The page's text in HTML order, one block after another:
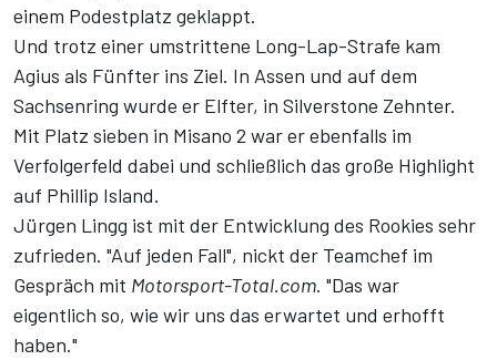
einem Podestplatz geklappt.
Und trotz einer umstrittene Long-Lap-Strafe kam
Agius als Fünfter ins Ziel. In Assen und auf dem
Sachsenring wurde er Elfter, in Silverstone Zehnter.
Mit Platz sieben in Misano 2 war er ebenfalls im
Verfolgerfeld dabei und schließlich das große Highlight
auf Phillip Island.
Jürgen Lingg ist mit der Entwicklung des Rookies sehr
zufrieden. "Auf jeden Fall", nickt der Teamchef im
Gespräch mit Motorsport-Total.com. "Das war
eigentlich so, wie wir uns das erwartet und erhofft
haben."